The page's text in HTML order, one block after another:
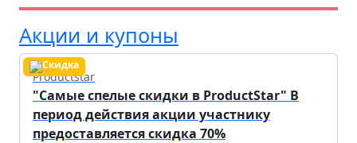
Акции и купоны
Productstar
"Самые спелые скидки в ProductStar" В
период действия акции участнику
предоставляется скидка 70%